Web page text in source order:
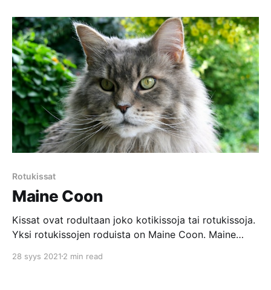
oli pohdittu jo kauan, kunnes 1960- ja 1970-luvuilla
William Centerwall, William Engler ja Jean Mill
päättivät ryhtyä tuumasta toimeen.
Rotukissat
Maine Coon
Kissat ovat rodultaan joko kotikissoja tai rotukissoja.
Yksi rotukissojen roduista on Maine Coon. Maine
vuoksi. Naaraat painavat noin 4-7 kiloa ja urokset
28 syys 2021 2 min read